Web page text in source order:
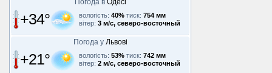
Погода в Одесі
+34° вологість: 40% тиск: 754 мм
вітер: 3 м/с, северо-восточный
Погода у Львові
+21° вологість: 53% тиск: 742 мм
вітер: 2 м/с, северо-восточный